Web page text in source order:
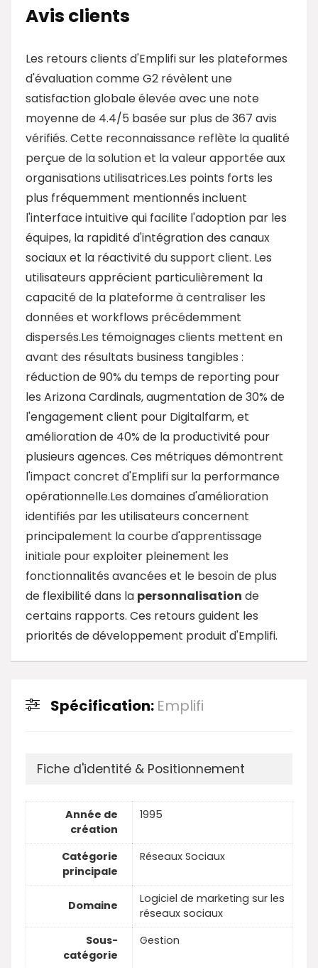
Avis clients
Les retours clients d'Emplifi sur les plateformes
d'évaluation comme G2 révèlent une
satisfaction globale élevée avec une note
moyenne de 4.4/5 basée sur plus de 367 avis
vérifiés. Cette reconnaissance reflète la qualité
perçue de la solution et la valeur apportée aux
organisations utilisatrices.Les points forts les
plus fréquemment mentionnés incluent
l'interface intuitive qui facilite l'adoption par les
équipes, la rapidité d'intégration des canaux
sociaux et la réactivité du support client. Les
utilisateurs apprécient particulièrement la
capacité de la plateforme à centraliser les
données et workflows précédemment
dispersés.Les témoignages clients mettent en
avant des résultats business tangibles :
réduction de 90% du temps de reporting pour
les Arizona Cardinals, augmentation de 30% de
l'engagement client pour Digitalfarm, et
amélioration de 40% de la productivité pour
plusieurs agences. Ces métriques démontrent
l'impact concret d'Emplifi sur la performance
opérationnelle.Les domaines d'amélioration
identifiés par les utilisateurs concernent
principalement la courbe d'apprentissage
initiale pour exploiter pleinement les
fonctionnalités avancées et le besoin de plus
de flexibilité dans la personnalisation de
certains rapports. Ces retours guident les
priorités de développement produit d'Emplifi.
Spécification: Emplifi
Fiche d'identité & Positionnement
Année de
création
1995
Catégorie
principale
Réseaux Sociaux
Domaine
Logiciel de marketing sur les
réseaux sociaux
Sous-
catégorie
Gestion